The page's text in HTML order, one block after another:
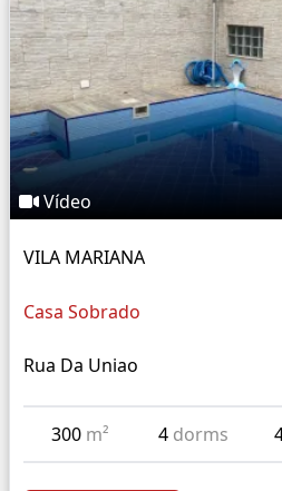
Vídeo
VILA MARIANA
Casa Sobrado
Rua Da Uniao
300 m² 4 dorms